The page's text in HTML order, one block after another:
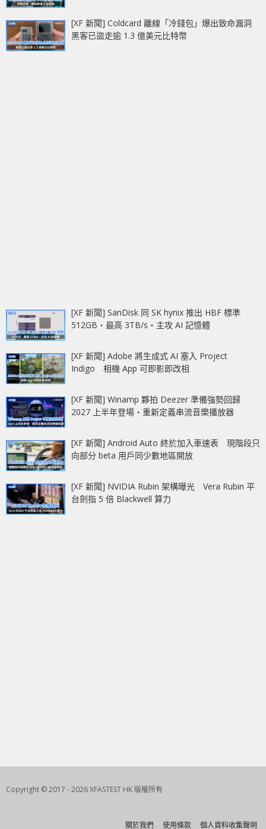
[XF 新聞] Coldcard 離線「冷錢包」爆出致命漏洞
黑客已盜走逾 1.3 億美元比特幣
[XF 新聞] SanDisk 同 SK hynix 推出 HBF 標準
512GB‧最高 3TB/s‧主攻 AI 記憶體
[XF 新聞] Adobe 將生成式 AI 塞入 Project
Indigo 相機 App 可即影即改相
[XF 新聞] Winamp 夥拍 Deezer 準備強勢回歸
2027 上半年登場‧重新定義串流音樂播放器
[XF 新聞] Android Auto 終於加入車速表 現階段只
向部分 beta 用戶同少數地區開放
[XF 新聞] NVIDIA Rubin 架構曝光 Vera Rubin 平
台劍指 5 倍 Blackwell 算力
Copyright © 2017 - 2026 XFASTEST HK 版權所有
關於我們 使用條款 個人資料收集聲明